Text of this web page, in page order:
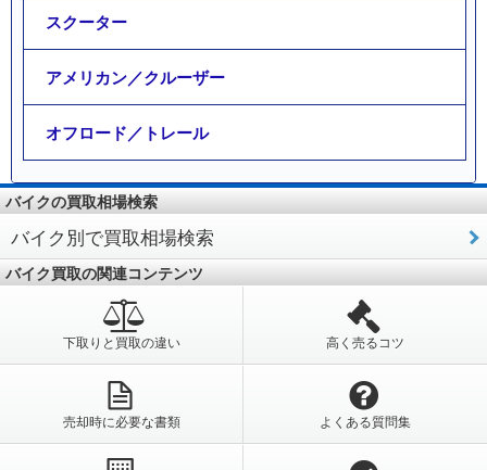
スクーター
アメリカン／クルーザー
オフロード／トレール
バイクの買取相場検索
バイク別で買取相場検索
バイク買取の関連コンテンツ
下取りと買取の違い 高く売るコツ
売却時に必要な書類 よくある質問集